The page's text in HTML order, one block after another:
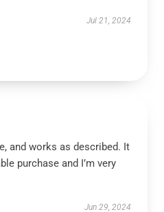
Jul 21, 2024
and works as described. It
purchase and I’m very
Jun 29, 2024